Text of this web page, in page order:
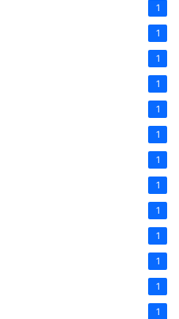
1
1
1
1
1
1
1
1
1
1
1
1
1